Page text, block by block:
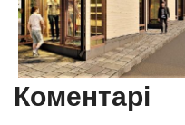
Коментарі